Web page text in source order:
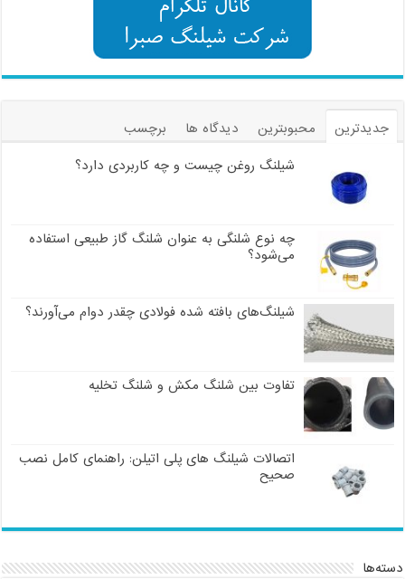
جدیدترین محبوبترین دیدگاه ها
برچسب
شیلنگ روغن چیست و چه کاربردی دارد؟
چه نوع شلنگی به عنوان شلنگ گاز طبیعی استفاده
می‌شود؟
شیلنگ‌های بافته شده فولادی چقدر دوام می‌آورند؟
تفاوت بین شلنگ مکش و شلنگ تخلیه
اتصالات شیلنگ های پلی اتیلن: راهنمای کامل نصب
صحیح
دسته‌ها